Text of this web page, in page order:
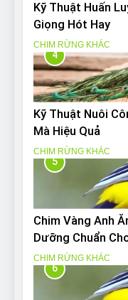
Kỹ Thuật Huấn
Giọng Hót Hay
CHIM RỪNG KHÁC
4
Kỹ Thuật Nuôi
Mà Hiệu Quả
CHIM RỪNG KHÁC
5
Chim Vàng Anh
Dưỡng Chuẩn
CHIM RỪNG KHÁC
6